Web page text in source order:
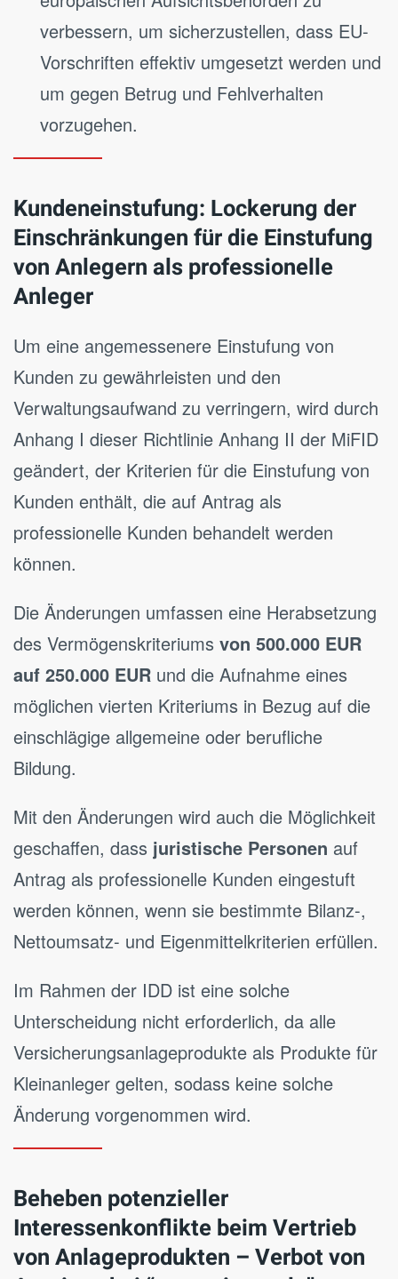
verbessern, um sicherzustellen, dass EU-
Vorschriften effektiv umgesetzt werden und
um gegen Betrug und Fehlverhalten
vorzugehen.
Kundeneinstufung: Lockerung der
Einschränkungen für die Einstufung
von Anlegern als professionelle
Anleger
Um eine angemessenere Einstufung von
Kunden zu gewährleisten und den
Verwaltungsaufwand zu verringern, wird durch
Anhang I dieser Richtlinie Anhang II der MiFID
geändert, der Kriterien für die Einstufung von
Kunden enthält, die auf Antrag als
professionelle Kunden behandelt werden
können.
Die Änderungen umfassen eine Herabsetzung
des Vermögenskriteriums von 500.000 EUR
auf 250.000 EUR und die Aufnahme eines
möglichen vierten Kriteriums in Bezug auf die
einschlägige allgemeine oder berufliche
Bildung.
Mit den Änderungen wird auch die Möglichkeit
geschaffen, dass juristische Personen auf
Antrag als professionelle Kunden eingestuft
werden können, wenn sie bestimmte Bilanz-,
Nettoumsatz- und Eigenmittelkriterien erfüllen.
Im Rahmen der IDD ist eine solche
Unterscheidung nicht erforderlich, da alle
Versicherungsanlageprodukte als Produkte für
Kleinanleger gelten, sodass keine solche
Änderung vorgenommen wird.
Beheben potenzieller
Interessenkonflikte beim Vertrieb
von Anlageprodukten –Verbot von